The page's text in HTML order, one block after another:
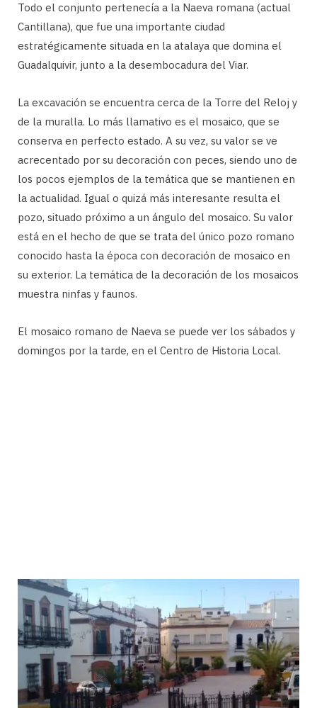
Todo el conjunto pertenecía a la Naeva romana (actual
Cantillana), que fue una importante ciudad
estratégicamente situada en la atalaya que domina el
Guadalquivir, junto a la desembocadura del Viar.
La excavación se encuentra cerca de la Torre del Reloj y
de la muralla. Lo más llamativo es el mosaico, que se
conserva en perfecto estado. A su vez, su valor se ve
acrecentado por su decoración con peces, siendo uno de
los pocos ejemplos de la temática que se mantienen en
la actualidad. Igual o quizá más interesante resulta el
pozo, situado próximo a un ángulo del mosaico. Su valor
está en el hecho de que se trata del único pozo romano
conocido hasta la época con decoración de mosaico en
su exterior. La temática de la decoración de los mosaicos
muestra ninfas y faunos.
El mosaico romano de Naeva se puede ver los sábados y
domingos por la tarde, en el Centro de Historia Local.